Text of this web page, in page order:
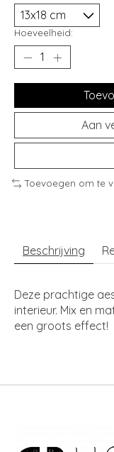
Hoeveelheid:
Aan
Toevoegen om te
Beschrijving
Deze prachtige
interieur. Mix en
een groots effect!